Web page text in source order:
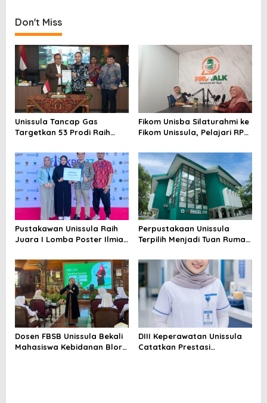
Don't Miss
Unissula Tancap Gas
Targetkan 53 Prodi Raih
ACQUIN Lewat Jalur Fast
Track
Fikom Unisba Silaturahmi ke
Fikom Unissula, Pelajari RPL
Laboratorium Unggulan
Pustakawan Unissula Raih
Juara I Lomba Poster Ilmiah
Perpustakaan Unissula
Terpilih Menjadi Tuan Rumah
Dosen FBSB Unissula Bekali
Mahasiswa Kebidanan Blora
DIII Keperawatan Unissula
Catatkan Prestasi